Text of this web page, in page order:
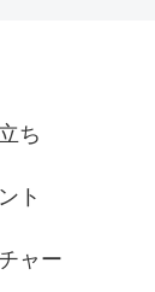
ち
ト
ャー